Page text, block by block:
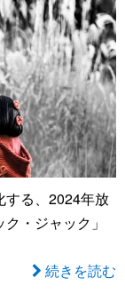
する、2024年放
・ジャック」
続きを読む